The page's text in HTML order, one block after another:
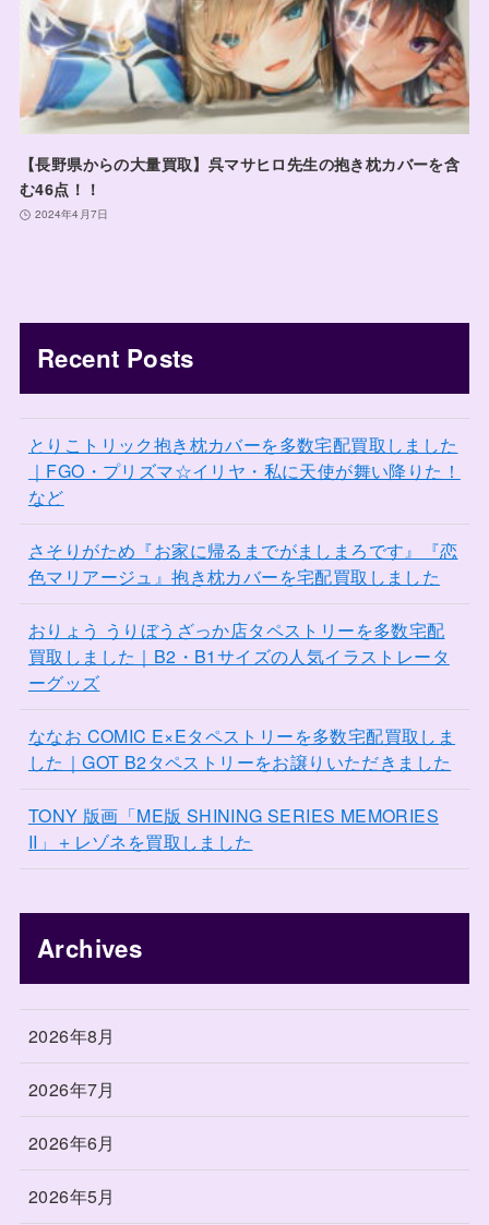
【長野県からの大量買取】呉マサヒロ先生の抱き枕カバーを含
む46点！！
2024年4月7日
Recent Posts
とりこトリック抱き枕カバーを多数宅配買取しました
｜FGO・プリズマ☆イリヤ・私に天使が舞い降りた！
など
さそりがため『お家に帰るまでがましまろです』『恋
色マリアージュ』抱き枕カバーを宅配買取しました
おりょう うりぼうざっか店タペストリーを多数宅配
買取しました｜B2・B1サイズの人気イラストレータ
ーグッズ
ななお COMIC E×Eタペストリーを多数宅配買取しま
した｜GOT B2タペストリーをお譲りいただきました
TONY 版画「ME版 SHINING SERIES MEMORIES
II」＋レゾネを買取しました
Archives
2026年8月
2026年7月
2026年6月
2026年5月